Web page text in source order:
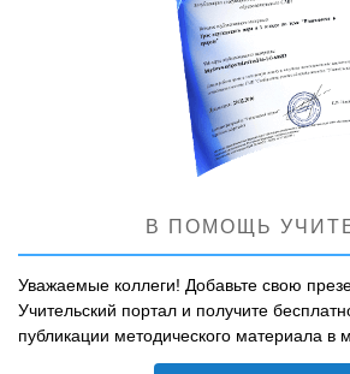
В ПОМОЩЬ
Уважаемые коллеги! Добавьте свою
Учительский портал и получите
публикации методического материала